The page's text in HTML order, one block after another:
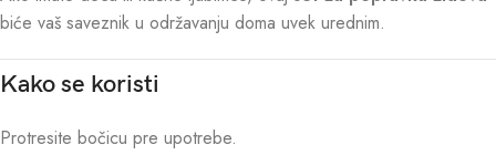
biće vaš saveznik u održavanju doma uvek urednim.
Kako se koristi
Protresite bočicu pre upotrebe.